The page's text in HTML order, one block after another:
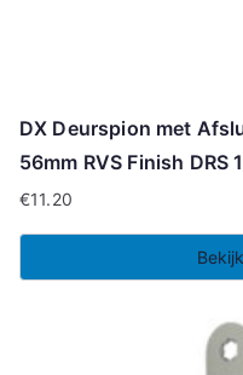
DX Deurspion met
56mm RVS Finish DRS
€11.20